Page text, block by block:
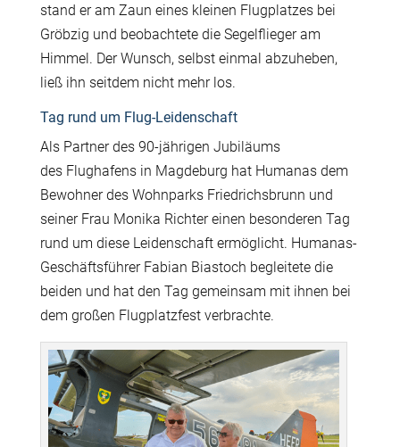
stand er am Zaun eines kleinen Flugplatzes bei
Gröbzig und beobachtete die Segelflieger am
Himmel. Der Wunsch, selbst einmal abzuheben,
ließihn seitdem nicht mehr los.
Tag rund um Flug-Leidenschaft
Als Partner des 90-jährigen Jubiläums
des Flughafens in Magdeburg hat Humanas dem
Bewohner des Wohnparks Friedrichsbrunn und
seiner Frau Monika Richter einen besonderen Tag
rund um diese Leidenschaft ermöglicht. Humanas-
Geschäftsführer Fabian Biastoch begleitete die
beiden und hat den Tag gemeinsam mit ihnen bei
dem großen Flugplatzfest verbrachte.